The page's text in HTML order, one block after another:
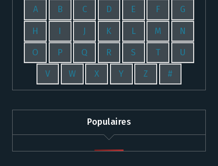
A B C D E F G
H I J K L M N
O P Q R S T U
V W X Y Z #
Populaires